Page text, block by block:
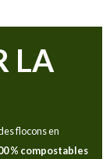
LA
flocons en
% compostables